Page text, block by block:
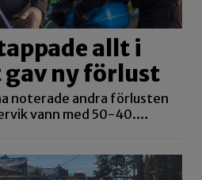
allt i
ny förlust
noterade andra förlusten
vann med 50-40.…